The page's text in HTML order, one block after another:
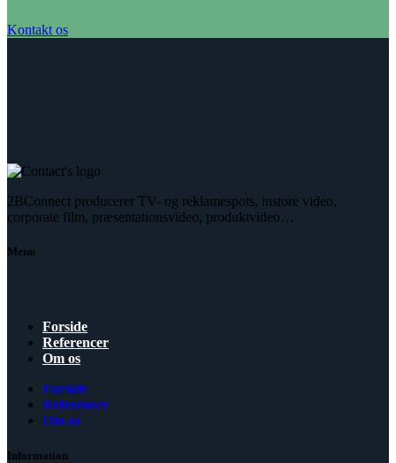
Kontakt os
2BConnect producerer TV- og reklamespots, instore video,
corporate film, præsentationsvideo, produktvideo…
Menu
Forside
Referencer
Om os
Forside
Referencer
Om os
Information